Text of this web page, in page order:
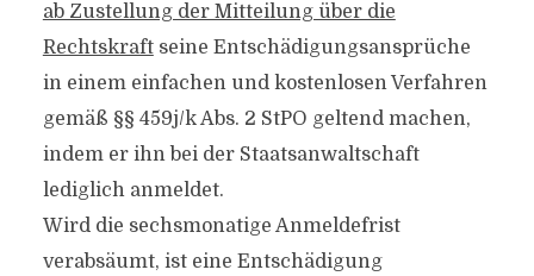
ab Zustellung der Mitteilung über die
Rechtskraftseine Entschädigungsansprüche
in einem einfachen und kostenlosen Verfahren
gemäß §§ 459j/k Abs. 2 StPO geltend machen,
indem er ihn bei der Staatsanwaltschaft
lediglich anmeldet.
Wird die sechsmonatige Anmeldefrist
verabsäumt, ist eine Entschädigung